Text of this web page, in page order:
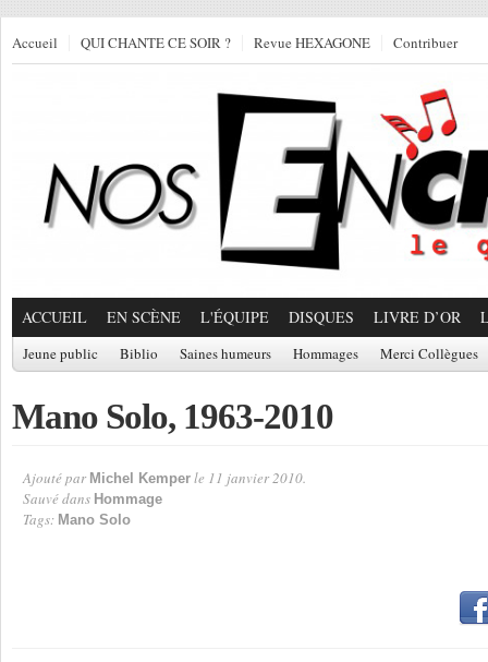
Accueil QUI CHANTE CE SOIR ? Revue HEXAGONE Contribuer
ACCUEIL EN SCÈNE L'ÉQUIPE DISQUES LIVRE D’OR
Jeune public Biblio Saines humeurs Hommages Merci Collègues
Mano Solo, 1963-2010
Ajouté par Michel Kemper le 11 janvier 2010.
Sauvé dans Hommage
Tags: Mano Solo